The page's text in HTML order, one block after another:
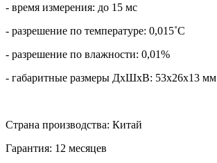
- время измерения: до 15 мс
- разрешение по температуре: 0,015˚С
- разрешение по влажности: 0,01%
- габаритные размеры ДхШхВ: 53х26х13 мм
Страна производства: Китай
Гарантия: 12 месяцев